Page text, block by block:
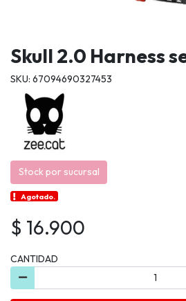
Skull 2.0 Harness
SKU: 67094690327453
Stock por sucursal
Agotado.
$ 16.900
CANTIDAD